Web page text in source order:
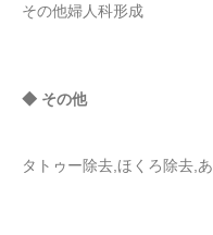
その他婦人科形成
◆ その他
タトゥー除去,ほくろ除去,